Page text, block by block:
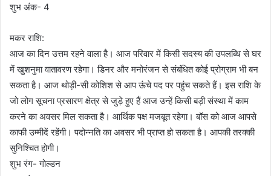
शुभ अंक- 4
मकर राशि:
आज का दिन उत्तम रहने वाला है। आज परिवार में किसी सदस्य की उपलब्धि से घर
में खुशनुमा वातावरण रहेगा। डिनर और मनोरंजन से संबंधित कोई प्रोग्राम भी बन
सकता है। आज थोड़ी-सी कोशिश से आप ऊंचे पद पर पहुंच सकते हैं। इस राशि के
जो लोग सूचना प्रसारण क्षेत्र से जुड़े हुए हैं आज उन्हें किसी बड़ी संस्था में काम
करने का अवसर मिल सकता है। आर्थिक पक्ष मजबूत रहेगा। बॉस को आज आपसे
काफी उम्मीदें रहेंगी। पदोन्नति का अवसर भी प्राप्त हो सकता है। आपकी तरक्की
सुनिश्चित होगी।
शुभ रंग- गोल्डन